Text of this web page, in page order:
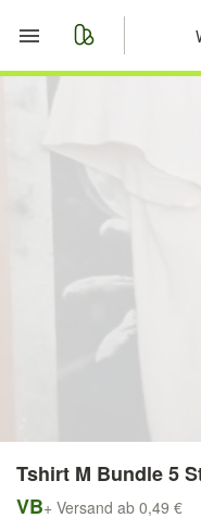
VB+ Versand ab 0,49 €